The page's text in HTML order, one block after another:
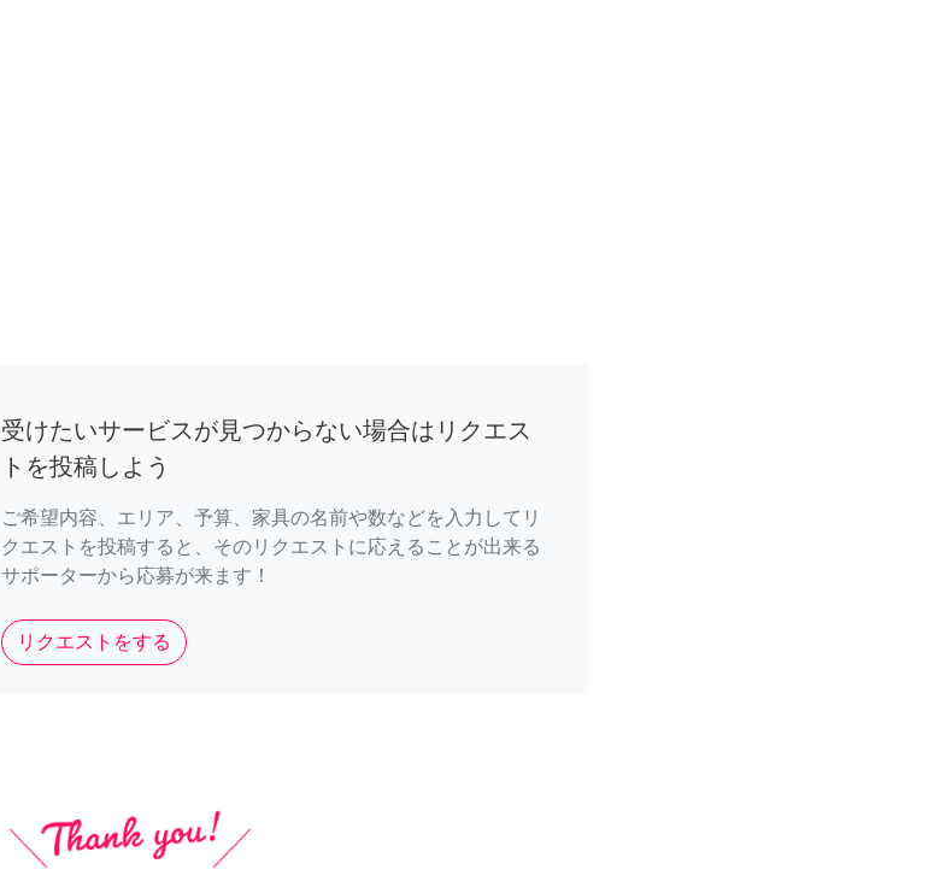
受けたいサービスが見つからない場合はリクエス
トを投稿しよう
ご希望内容、エリア、予算、家具の名前や数などを入力してリ
クエストを投稿すると、そのリクエストに応えることが出来る
サポーターから応募が来ます！
リクエストをする